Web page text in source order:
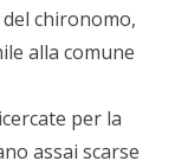
chironomo,
alla comune
per la
assai scarse